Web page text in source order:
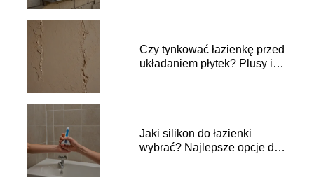
Czy tynkować łazienkę przed
układaniem płytek? Plusy i
Jaki silikon do łazienki
wybrać? Najlepsze opcje do